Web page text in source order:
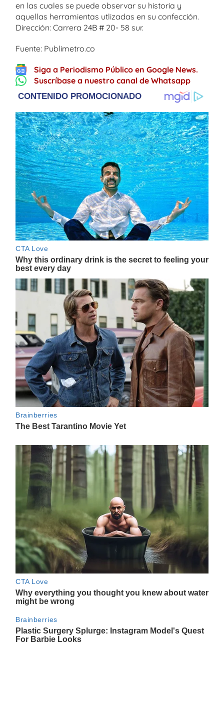
en las cuales se puede observar su historia y
aquellas herramientas utlizadas en su confección.
Dirección: Carrera 24B # 20- 58 sur.
Fuente: Publimetro.co
Siga a Periodismo Público en Google News.
Suscríbase a nuestro canal de Whatsapp